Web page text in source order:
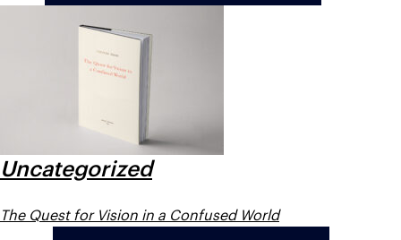
Uncategorized
The Quest for Vision in a Confused World